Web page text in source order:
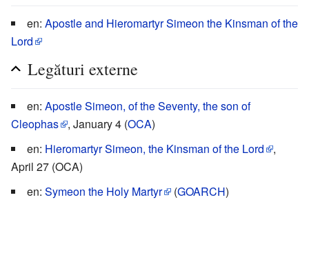
en: Apostle and Hieromartyr Simeon the Kinsman of the
Lord
Legături externe
en: Apostle Simeon, of the Seventy, the son of
Cleophas
, January 4 (OCA)
en: Hieromartyr Simeon, the Kinsman of the Lord
,
April 27 (OCA)
en: Symeon the Holy Martyr (GOARCH)